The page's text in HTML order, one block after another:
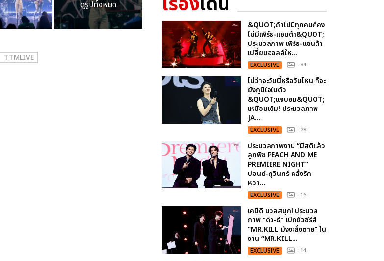
ดูรูปทั้งหมด
TTMLIVE
&QUOT;ถ้าไม่มีทุกคนก็คง
ไม่มีเพิร์ธ-แซนต้า&QUOT;
ประมวลภาพ เพิร์ธ-แซนต้า
เปลี่ยนฮอลล์ให...
EXCLUSIVE : 34
ไม่ว่าจะวันนี้หรือวันไหน ก็จะ
ยังภูมิใจในตัว
&QUOT;แจบอม&QUOT;
เหมือนเดิม! ประมวลภาพ
JA...
EXCLUSIVE : 28
ประมวลภาพงาน “มีสติแล้ว
ลูกพีช PEACH AND ME
PREMIERE NIGHT”
ปอนด์-ภูวินทร์ คลั่งรัก
หวา...
EXCLUSIVE : 16
เคมีดี มวลสนุก! ประมวล
ภาพ “ดิว-ธี” เปิดตัวซีรีส์
“MR.KILL มังงะสั่งตาย” ใน
งาน “MR.KILL...
EXCLUSIVE : 14